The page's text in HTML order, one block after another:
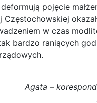
pojęcie
Częstochowskiej
w czas
bardzo raniących
Agata –